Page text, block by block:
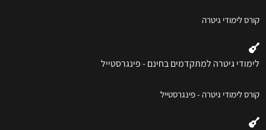
קורס לימודי גיטרה
לימודי גיטרה למתקדמים בחינם - פינגרסטייל
קורס לימודי גיטרה - פינגרסטייל